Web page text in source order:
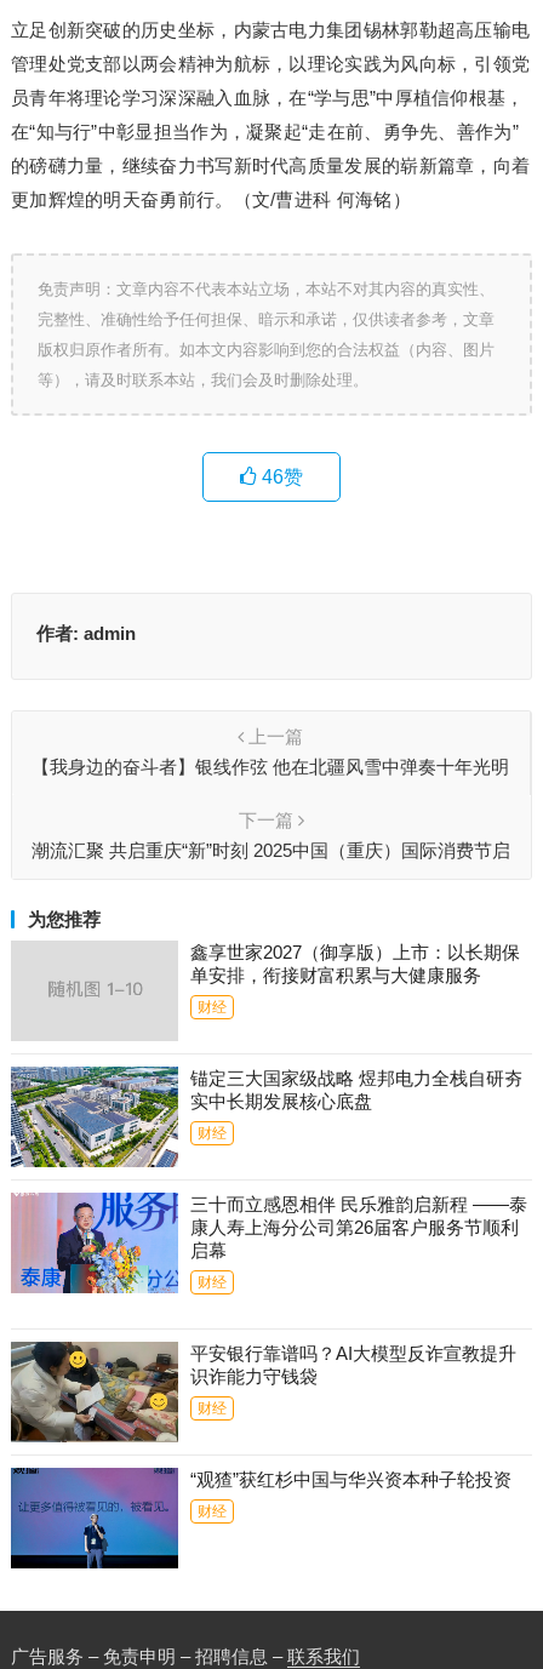
立足创新突破的历史坐标，内蒙古电力集团锡林郭勒超高压输电
管理处党支部以两会精神为航标，以理论实践为风向标，引领党
员青年将理论学习深深融入血脉，在“学与思”中厚植信仰根基，
在“知与行”中彰显担当作为，凝聚起“走在前、勇争先、善作为”
的磅礴力量，继续奋力书写新时代高质量发展的崭新篇章，向着
更加辉煌的明天奋勇前行。（文/曹进科 何海铭）
免责声明：文章内容不代表本站立场，本站不对其内容的真实性、
完整性、准确性给予任何担保、暗示和承诺，仅供读者参考，文章
版权归原作者所有。如本文内容影响到您的合法权益（内容、图片
等），请及时联系本站，我们会及时删除处理。
46赞
作者: admin
上一篇
【我身边的奋斗者】银线作弦 他在北疆风雪中弹奏十年光明
下一篇
潮流汇聚 共启重庆“新”时刻 2025中国（重庆）国际消费节启
为您推荐
鑫享世家2027（御享版）上市：以长期保
单安排，衔接财富积累与大健康服务
财经
锚定三大国家级战略 煜邦电力全栈自研夯
实中长期发展核心底盘
财经
三十而立感恩相伴 民乐雅韵启新程 ——泰
康人寿上海分公司第26届客户服务节顺利
启幕
财经
平安银行靠谱吗？AI大模型反诈宣教提升
识诈能力守钱袋
财经
“观猹”获红杉中国与华兴资本种子轮投资
财经
广告服务 – 免责申明 – 招聘信息 –联系我们